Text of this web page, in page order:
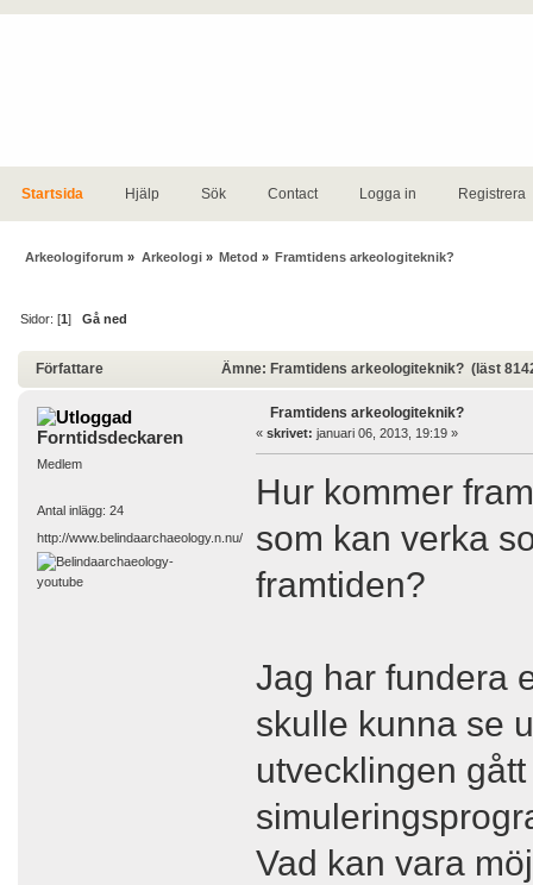
Startsida Hjälp Sök Contact Logga in Registrera
Arkeologiforum » Arkeologi» Metod » Framtidens arkeologiteknik?
Sidor: [1]Gå ned
Författare Ämne: Framtidens arkeologiteknik? (läst
Forntidsdeckaren
Medlem
Antal inlägg: 24
http://www.belindaarchaeology.n.nu/
Framtidens arkeologiteknik?
« skrivet: januari 06, 2013, 19:19 »
Hur kommer
som kan verka
framtiden?
Jag har fundera
skulle kunna se
utvecklingen
Vad kan vara